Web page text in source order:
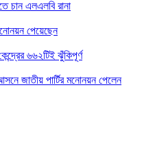
চান এলএলবি রানা
পেয়েছেন
৬৬২টিই ঝুঁকিপূর্ণ
জাতীয় পার্টির মনোনয়ন পেলেন